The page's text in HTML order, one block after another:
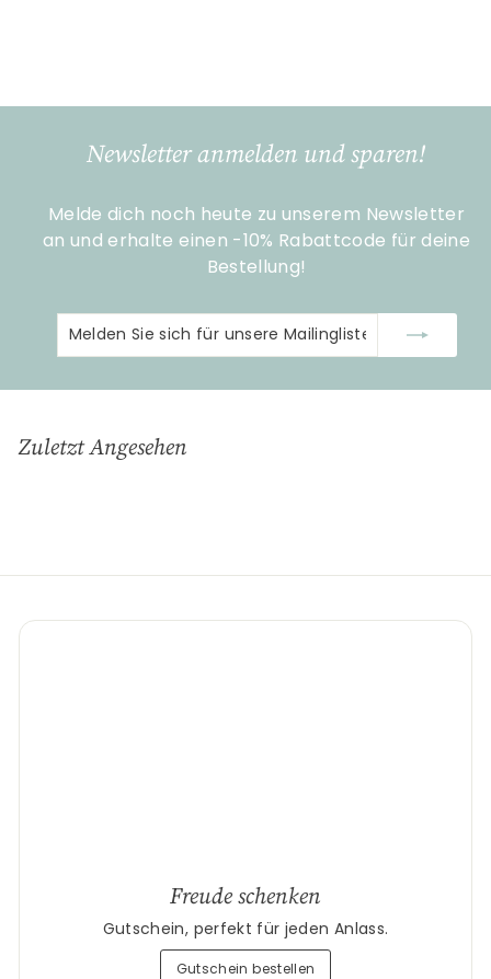
,
Newsletter anmelden und sparen!
Melde dich noch heute zu unserem Newsletter
an und erhalte einen -10% Rabattcode für deine
Bestellung!
Melden
Sie
für
Abonnieren
Zuletzt Angesehen
Freude schenken
Gutschein, perfekt für jeden Anlass.
Gutschein bestellen